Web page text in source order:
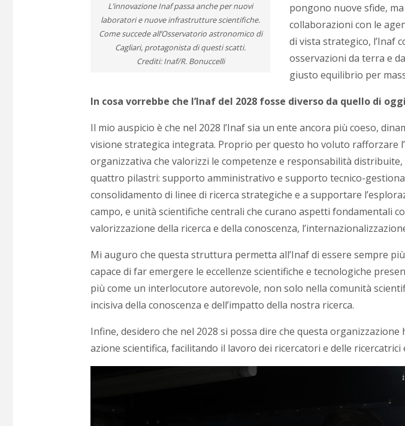
L’innovazione Inaf passa anche per nuovi
laboratori e nuove infrastrutture scientifiche.
Come succede all’Osservatorio astronomico di
Cagliari, protagonista di questi scatti.
Crediti: Inaf/R. Bonuccelli
pongono nuove sfide,
collaborazioni con le
di vista strategico, l’Inaf
osservazioni da terra e
giusto equilibrio per
In cosa vorrebbe che l’Inaf del 2028 fosse diverso da quello di
Il mio auspicio è che nel 2028 l’Inaf sia un ente ancora più coeso,
visione strategica integrata. Proprio per questo ho voluto rafforzare
organizzativa che valorizzi le competenze e responsabilità
quattro pilastri: supporto amministrativo e supporto tecnico-
consolidamento di linee di ricerca strategiche e a supportare
campo, e unità scientifiche centrali che curano aspetti fondamentali
valorizzazione della ricerca e della conoscenza,
Mi auguro che questa struttura permetta all’Inaf di essere sempre
capace di far emergere le eccellenze scientifiche e tecnologiche
più come un interlocutore autorevole, non solo nella comunità
incisiva della conoscenza e dell’impatto della nostra ricerca.
Infine, desidero che nel 2028 si possa dire che questa
azione scientifica, facilitando il lavoro dei ricercatori e delle